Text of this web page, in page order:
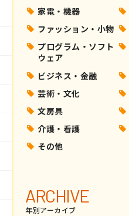
家電・機器
ファッション・小物
プログラム・ソフト
ウェア
ビジネス・金融
芸術・文化
文房具
介護・看護
その他
ARCHIVE
年別アーカイブ